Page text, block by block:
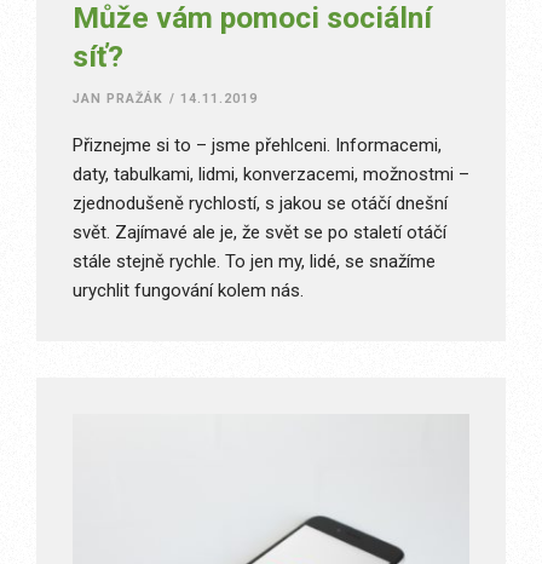
Může vám pomoci sociální
síť?
JAN PRAŽÁK / 14.11.2019
Přiznejme si to – jsme přehlceni. Informacemi,
daty, tabulkami, lidmi, konverzacemi, možnostmi –
zjednodušeně rychlostí, s jakou se otáčí dnešní
svět. Zajímavé ale je, že svět se po staletí otáčí
stále stejně rychle. To jen my, lidé, se snažíme
urychlit fungování kolem nás.